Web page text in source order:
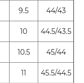
9.5
44/43
10
44.5/43.5
10.5
45/44
11
45.5/44.5